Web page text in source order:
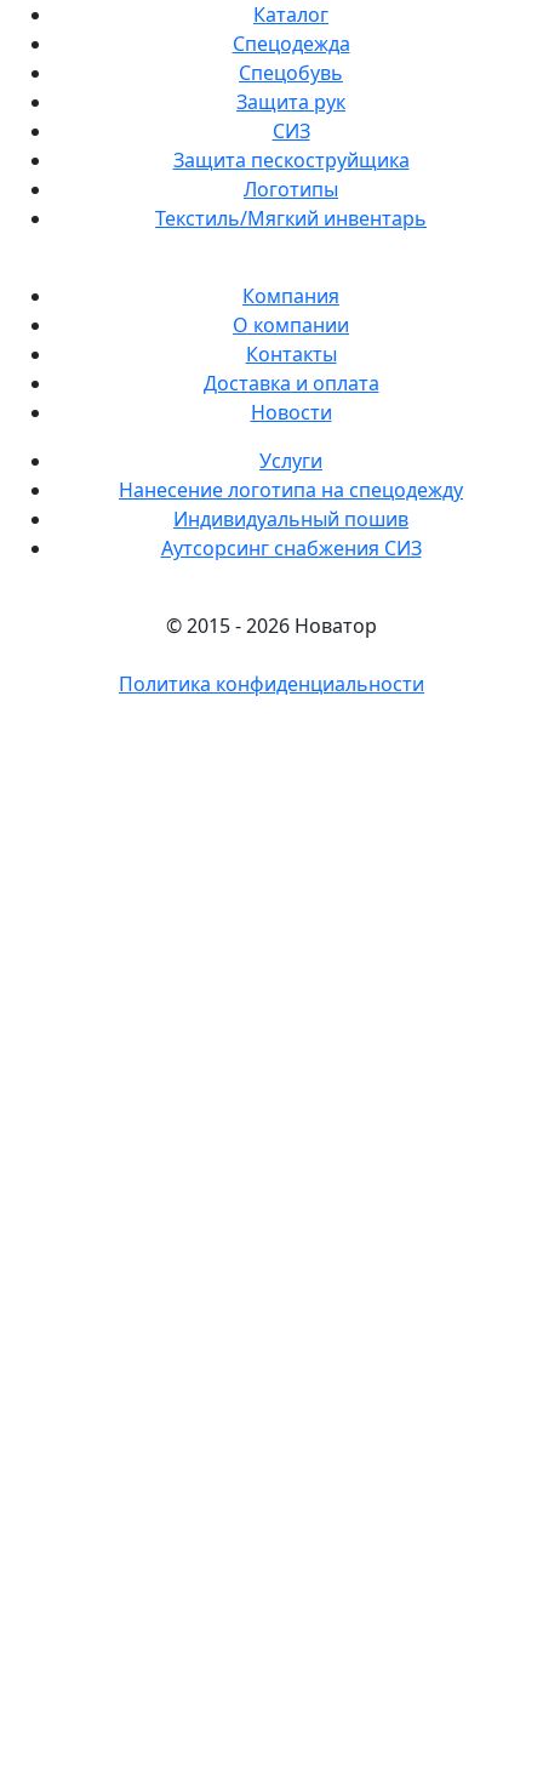
Каталог
Спецодежда
Спецобувь
Защита рук
СИЗ
Защита пескоструйщика
Логотипы
Текстиль/Мягкий инвентарь
Компания
О компании
Контакты
Доставка и оплата
Новости
Услуги
Нанесение логотипа на спецодежду
Индивидуальный пошив
Аутсорсинг снабжения СИЗ
© 2015 - 2026 Новатор
Политика конфиденциальности